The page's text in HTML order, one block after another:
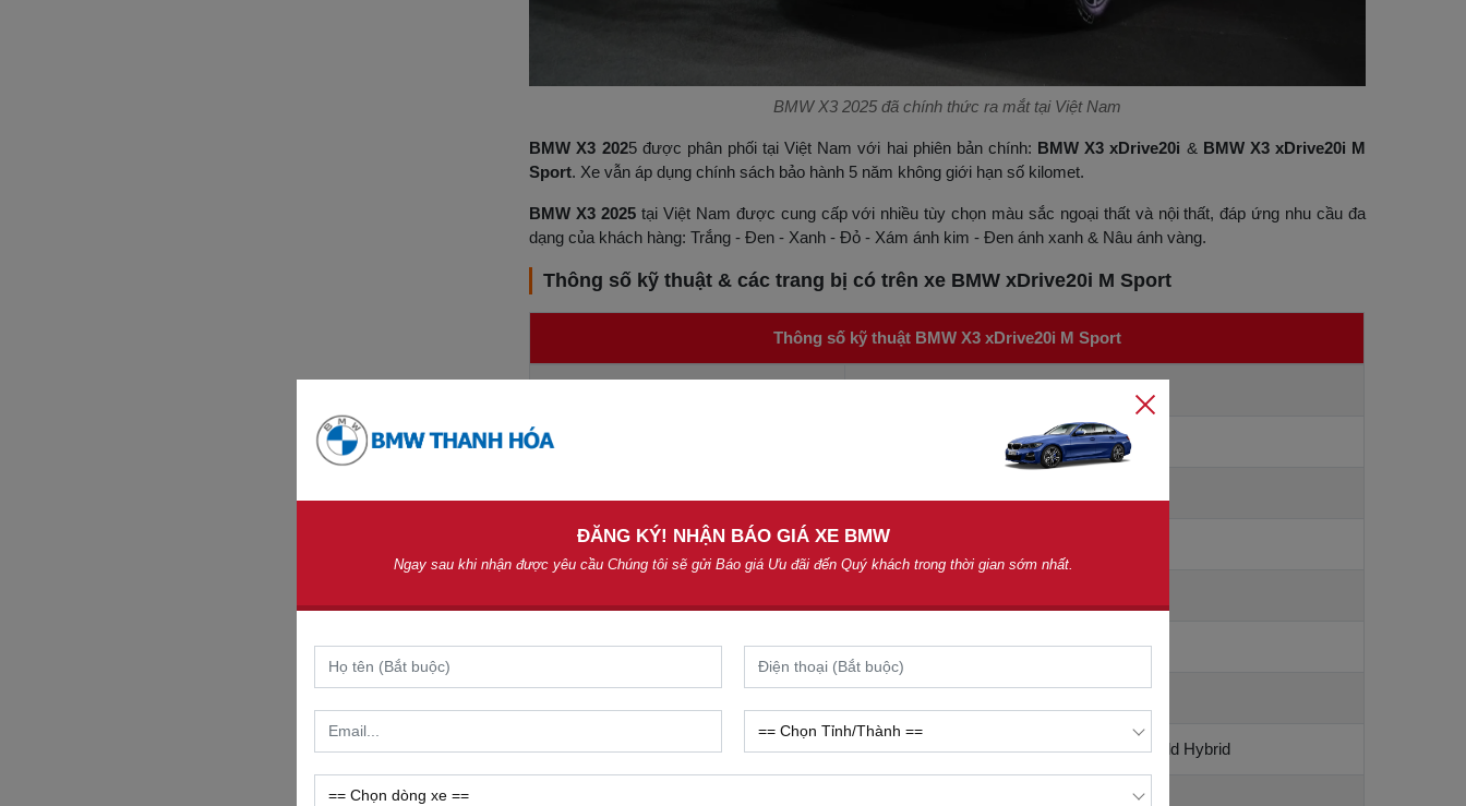
BMW X3 2025 đã chính thức ra mắt tại Việt Nam
BMW X3 2025 được phân phối tại Việt Nam với hai phiên bản chính: BMW X3 xDrive20i & BMW X3 xDrive20i M
Sport. Xe vẫn áp dụng chính sách bảo hành 5 năm không giới hạn số kilomet.
BMW X3 2025 tại Việt Nam được cung cấp với nhiều tùy chọn màu sắc ngoại thất và nội thất, đáp ứng nhu cầu đa
dạng của khách hàng: Trắng - Đen - Xanh - Đỏ - Xám ánh kim - Đen ánh xanh & Nâu ánh vàng.
Thông số kỹ thuật & các trang bị có trên xe BMW xDrive20i M Sport
Thông số kỹ thuật BMW X3 xDrive20i M Sport
Chiều dài cơ sở
Khối lượng không tải 1,855 kg
Dung tích khoang hành lý 570 l
Loại động cơ Gas; I4; B48; TwinPower Turbo; 1998cc; Mild Hybrid
ĐĂNG KÝ! NHẬN BÁO GIÁ XE BMW
Ngay sau khi nhận được yêu cầu Chúng tôi sẽ gửi Báo giá Ưu đãi đến Quý khách trong thời gian sớm nhất.